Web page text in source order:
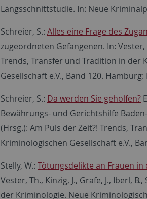
Längsschnittstudie. In: Neue
Schreier, S.: Alles eine Frage des
zugeordneten Gefangenen. In: Vester,
Trends, Transfer und Tradition in der
Gesellschaft e.V., Band 120.
Schreier, S.: Da werden Sie geholfen?
Bewährungs- und Gerichtshilfe
(Hrsg.): Am Puls der Zeit?! Trends,
Kriminologischen Gesellschaft e.V.,
Stelly, W.: Tötungsdelikte an Frauen
Vester, Th., Kinzig, J., Grafe, J., Iberl,
der Kriminologie. Neue